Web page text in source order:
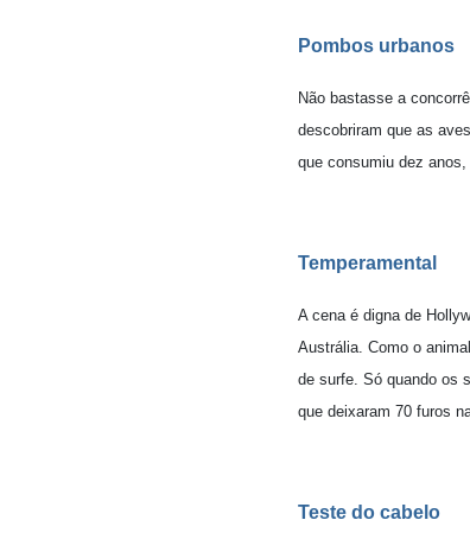
Pombos urbanos
Não bastasse a
descobriram que as
que consumiu dez
Temperamental
A cena é digna de
Austrália. Como o
de surfe. Só quando os
que deixaram 70 furos
Teste do cabelo